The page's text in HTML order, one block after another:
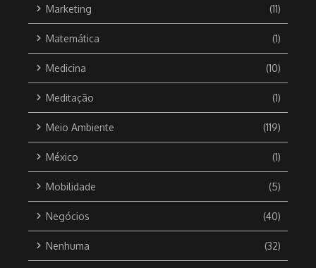
Marketing (11)
Matemática (1)
Medicina (10)
Meditação (1)
Meio Ambiente (119)
México (1)
Mobilidade (5)
Negócios (40)
Nenhuma (32)